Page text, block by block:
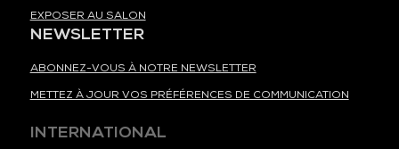
EXPOSER AU SALON
NEWSLETTER
ABONNEZ-VOUS À NOTRE NEWSLETTER
METTEZ À JOUR VOS PRÉFÉRENCES DE COMMUNICATION